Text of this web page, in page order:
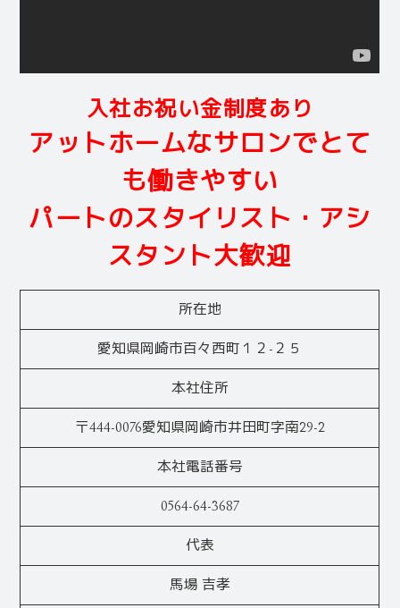
入社お祝い金制度あり
アットホームなサロンでとて
も働きやすい
パートのスタイリスト・アシ
スタント大歓迎
所在地
愛知県岡崎市百々西町１２-２５
本社住所
〒444-0076愛知県岡崎市井田町字南29-2
本社電話番号
0564-64-3687
代表
馬場 吉孝